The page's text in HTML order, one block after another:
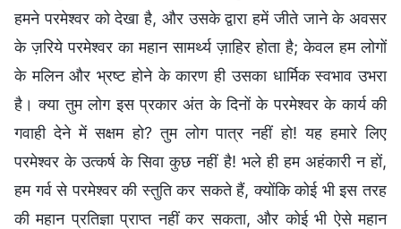
हमने परमेश्वर को देखा है, और उसके द्वारा हमें जीते जाने के अवसर
के ज़रिये परमेश्वर का महान सामर्थ्य ज़ाहिर होता है; केवल हम लोगों
के मलिन और भ्रष्ट होने के कारण ही उसका धार्मिक स्वभाव उभरा
है। क्या तुम लोग इस प्रकार अंत के दिनों के परमेश्वर के कार्य की
गवाही देने में सक्षम हो? तुम लोग पात्र नहीं हो! यह हमारे लिए
परमेश्वर के उत्कर्ष के सिवा कुछ नहीं है! भले ही हम अहंकारी न हों,
हम गर्व से परमेश्वर की स्तुति कर सकते हैं, क्योंकि कोई भी इस तरह
की महान प्रतिज्ञा प्राप्त नहीं कर सकता, और कोई भी ऐसे महान